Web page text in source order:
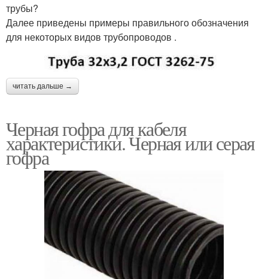
трубы?
Далее приведены примеры правильного обозначения
для некоторых видов трубопроводов .
читать дальше →
Черная гофра для кабеля
характеристики. Черная или серая
гофра